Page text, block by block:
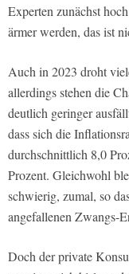
Experten zunächst
ärmer werden, das ist
Auch in 2023 droht
allerdings stehen die
deutlich geringer
dass sich die
durchschnittlich 8,0
Prozent. Gleichwohl
schwierig, zumal, so
angefallenen Zwangs-
Doch der private